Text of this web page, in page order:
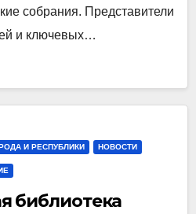
собрания. Представители
и ключевых…
И РЕСПУБЛИКИ НОВОСТИ
библиотека